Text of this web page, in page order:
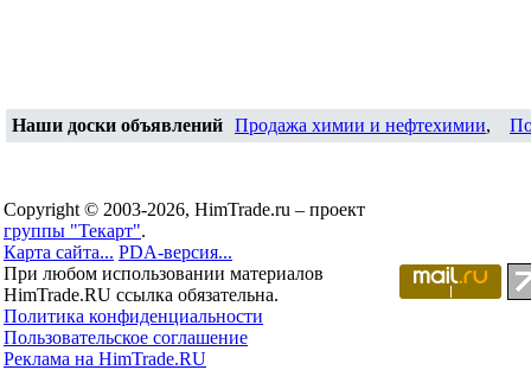
Наши доски объявлений Продажа химии и нефтехимии,
Copyright © 2003-2026, HimTrade.ru – проект
группы "Текарт".
Карта сайта... PDA-версия...
При любом использовании материалов
HimTrade.RU ссылка обязательна.
Политика конфиденциальности
Пользовательское соглашение
Реклама на HimTrade.RU